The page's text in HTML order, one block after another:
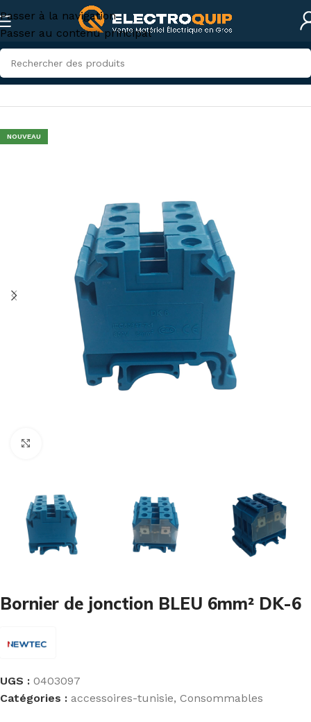
Passer à la navigation
Passer au contenu principal
Accueil/Accessoires et outillage/accessoires-tunisie
NOUVEAU
Bornier de jonction BLEU 6mm² DK-6
UGS : 0403097
Catégories : accessoires-tunisie, Consommables